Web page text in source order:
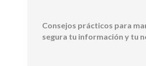
Consejos prácticos para
segura tu información y tu